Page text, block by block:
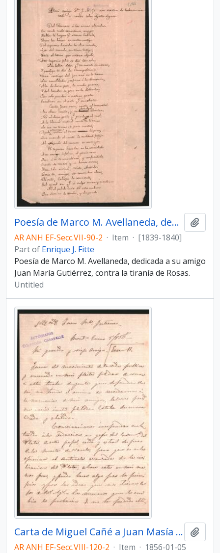
Poesía de Marco M. Avellaneda, dedicada a su amigo Juan María Gutiérrez, contra la tiranía de Rosas.
AR ANH EF-Secc.VII-90-2 · Item · [1839-1840]
Part of Enrique J. Fitte
Poesía de Marco M. Avellaneda, dedicada a su amigo
Juan María Gutiérrez, contra la tiranía de Rosas.
Untitled
Carta de Miguel Cañé a Juan Masía Gu­tiérrez
AR ANH EF-Secc.VIII-120-2 · Item · 1856-01-05